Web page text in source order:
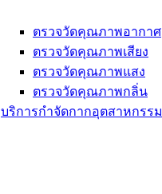
ตรวจวัดคุณภาพอากาศ
ตรวจวัดคุณภาพเสียง
ตรวจวัดคุณภาพแสง
ตรวจวัดคุณภาพกลิ่น
บริการกำจัดกากอุตสาหกรรม